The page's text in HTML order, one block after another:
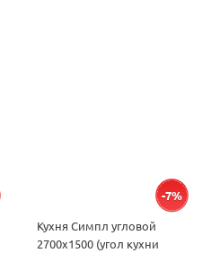
-7%
Кухня Симпл угловой
2700х1500 (угол кухни